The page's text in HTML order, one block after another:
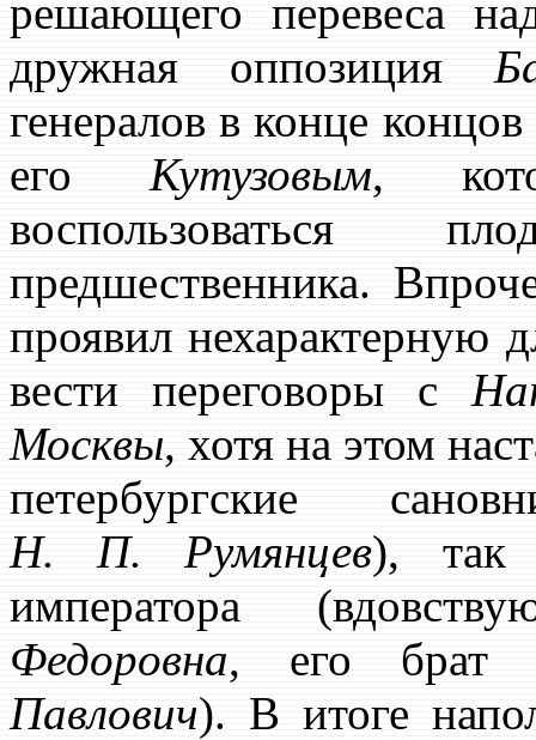
решающего перевеса
дружная оппозиция
генералов в конце
его Кутузовым,
воспользоваться
предшественника.
проявил нехарактерную
вести переговоры с
Москвы, хотя на этом
петербургские
Н. П. Румянцев), так
императора
Федоровна, его брат
Павлович). В итоге